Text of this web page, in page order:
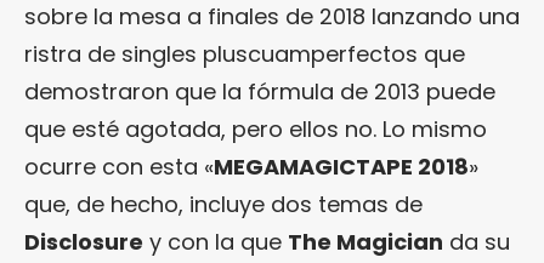
sobre la mesa a finales de 2018 lanzando una
ristra de singles pluscuamperfectos que
demostraron que la fórmula de 2013 puede
que esté agotada, pero ellos no. Lo mismo
ocurre con esta «MEGAMAGICTAPE 2018»
que, de hecho, incluye dos temas de
Disclosure y con la que The Magician da su